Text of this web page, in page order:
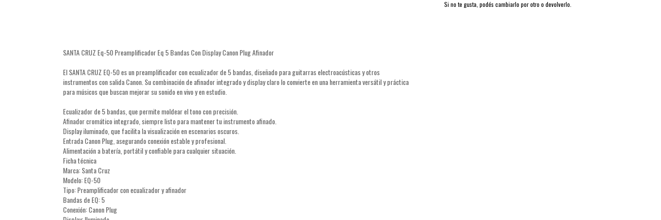
SANTA CRUZ Eq-50 Preamplificador Eq 5 Bandas Con Display Canon Plug Afinador
El SANTA CRUZ EQ-50 es un preamplificador con ecualizador de 5 bandas, diseñado para guitarras electroacústicas y otros
instrumentos con salida Canon. Su combinación de afinador integrado y display claro lo convierte en una herramienta versátil y práctica
para músicos que buscan mejorar su sonido en vivo y en estudio.
Ecualizador de 5 bandas, que permite moldear el tono con precisión.
Afinador cromático integrado, siempre listo para mantener tu instrumento afinado.
Display iluminado, que facilita la visualización en escenarios oscuros.
Entrada Canon Plug, asegurando conexión estable y profesional.
Alimentación a batería, portátil y confiable para cualquier situación.
Ficha técnica
Marca: Santa Cruz
Modelo: EQ-50
Tipo: Preamplificador con ecualizador y afinador
Bandas de EQ: 5
Conexión: Canon Plug
Si no te gusta, podés cambiarlo por otro o devolverlo.